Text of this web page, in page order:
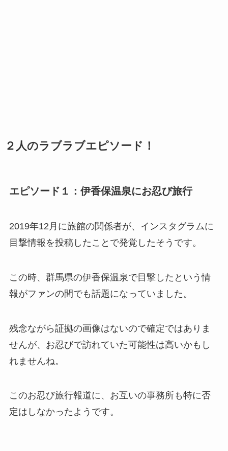
２人のラブラブエピソード！
エピソード１：伊香保温泉にお忍び旅行
2019年12月に旅館の関係者が、インスタグラムに
目撃情報を投稿したことで発覚したそうです。
この時、群馬県の伊香保温泉で目撃したという情
報がファンの間でも話題になっていました。
残念ながら証拠の画像はないので確定ではありま
せんが、お忍びで訪れていた可能性は高いかもし
れませんね。
このお忍び旅行報道に、お互いの事務所も特に否
定はしなかったようです。